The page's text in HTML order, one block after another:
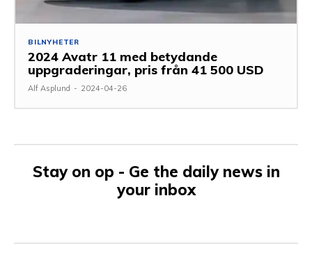
BILNYHETER
2024 Avatr 11 med betydande
uppgraderingar, pris från 41 500 USD
Alf Asplund - 2024-04-26
Stay on op - Ge the daily news in
your inbox